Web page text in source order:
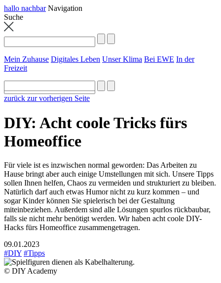
hallo nachbar Navigation
Suche
Mein Zuhause Digitales Leben Unser Klima Bei EWE In der
Freizeit
zurück zur vorherigen Seite
DIY: Acht coole Tricks fürs
Homeoffice
Für viele ist es inzwischen normal geworden: Das Arbeiten zu
Hause bringt aber auch einige Umstellungen mit sich. Unsere Tipps
sollen Ihnen helfen, Chaos zu vermeiden und strukturiert zu bleiben.
Natürlich darf auch etwas Humor nicht zu kurz kommen – und
sogar Kinder können Sie spielerisch bei der Gestaltung
miteinbeziehen. Außerdem sind alle Lösungen spurlos rückbaubar,
falls sie nicht mehr benötigt werden. Wir haben acht coole DIY-
Hacks fürs Homeoffice zusammengetragen.
09.01.2023
#DIY #Tipps
© DIY Academy